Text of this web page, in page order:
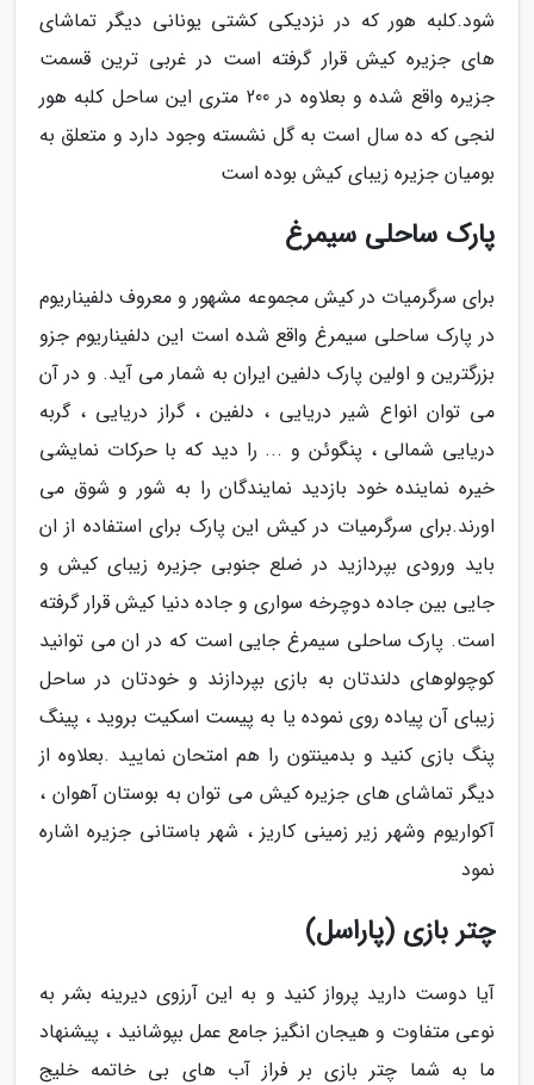
شود.کلبه هور که در نزدیکی کشتی یونانی دیگر تماشای
های جزیره کیش قرار گرفته است در غربی ترین قسمت
جزیره واقع شده و بعلاوه در 200 متری این ساحل کلبه هور
لنجی که ده سال است به گل نشسته وجود دارد و متعلق به
بومیان جزیره زیبای کیش بوده است
پارک ساحلی سیمرغ
برای سرگرمیات در کیش مجموعه مشهور و معروف دلفیناریوم
در پارک ساحلی سیمرغ واقع شده است این دلفیناریوم جزو
بزرگترین و اولین پارک دلفین ایران به شمار می آید. و در آن
می توان انواع شیر دریایی ، دلفین ، گراز دریایی ، گربه
دریایی شمالی ، پنگوئن و ... را دید که با حرکات نمایشی
خیره نماینده خود بازدید نمایندگان را به شور و شوق می
اورند.برای سرگرمیات در کیش این پارک برای استفاده از ان
باید ورودی بپردازید در ضلع جنوبی جزیره زیبای کیش و
جایی بین جاده دوچرخه سواری و جاده دنیا کیش قرار گرفته
است. پارک ساحلی سیمرغ جایی است که در ان می توانید
کوچولوهای دلندتان به بازی بپردازند و خودتان در ساحل
زیبای آن پیاده روی نموده یا به پیست اسکیت بروید ، پینگ
پنگ بازی کنید و بدمینتون را هم امتحان نمایید .بعلاوه از
دیگر تماشای های جزیره کیش می توان به بوستان آهوان ،
آکواریوم وشهر زیر زمینی کاریز ، شهر باستانی جزیره اشاره
نمود
چتر بازی (پاراسل)
آیا دوست دارید پرواز کنید و به این آرزوی دیرینه بشر به
نوعی متفاوت و هیجان انگیز جامع عمل بپوشانید ، پیشنهاد
ما به شما چتر بازی بر فراز آب های بی خاتمه خلیج